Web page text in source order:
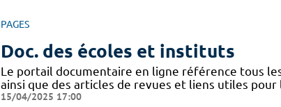
PAGES
Doc. des écoles et instituts
Le portail documentaire en ligne référence tous
ainsi que des articles de revues et liens utiles
15/04/2025 17:00